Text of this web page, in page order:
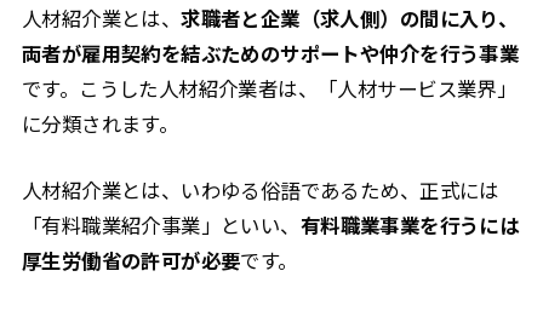
人材紹介業とは、求職者と企業（求人側）の間に入り、
両者が雇用契約を結ぶためのサポートや仲介を行う事業
です。こうした人材紹介業者は、「人材サービス業界」
に分類されます。
人材紹介業とは、いわゆる俗語であるため、正式には
「有料職業紹介事業」といい、 有料職業事業を行うには
厚生労働省の許可が必要です。